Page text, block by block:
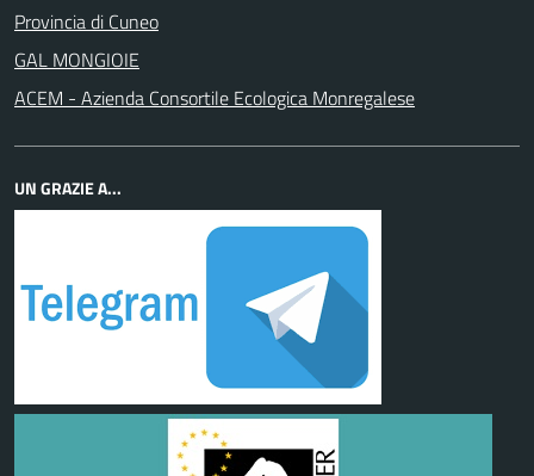
Provincia di Cuneo
GAL MONGIOIE
ACEM - Azienda Consortile Ecologica Monregalese
UN GRAZIE A...